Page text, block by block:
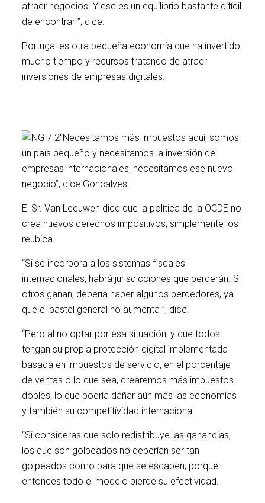
atraer negocios. Y ese es un equilibrio bastante difícil
de encontrar ”, dice.
Portugal es otra pequeña economía que ha invertido
mucho tiempo y recursos tratando de atraer
inversiones de empresas digitales.
“Necesitamos más impuestos aquí, somos
un país pequeño y necesitamos la inversión de
empresas internacionales, necesitamos ese nuevo
negocio”, dice Goncalves.
El Sr. Van Leeuwen dice que la política de la OCDE no
crea nuevos derechos impositivos, simplemente los
reubica.
“Si se incorpora a los sistemas fiscales
internacionales, habrá jurisdicciones que perderán. Si
otros ganan, debería haber algunos perdedores, ya
que el pastel general no aumenta ”, dice.
“Pero al no optar por esa situación, y que todos
tengan su propia protección digital implementada
basada en impuestos de servicio, en el porcentaje
de ventas o lo que sea, crearemos más impuestos
dobles, lo que podría dañar aún más las economías
y también su competitividad internacional.
“Si consideras que solo redistribuye las ganancias,
los que son golpeados no deberían ser tan
golpeados como para que se escapen, porque
entonces todo el modelo pierde su efectividad.